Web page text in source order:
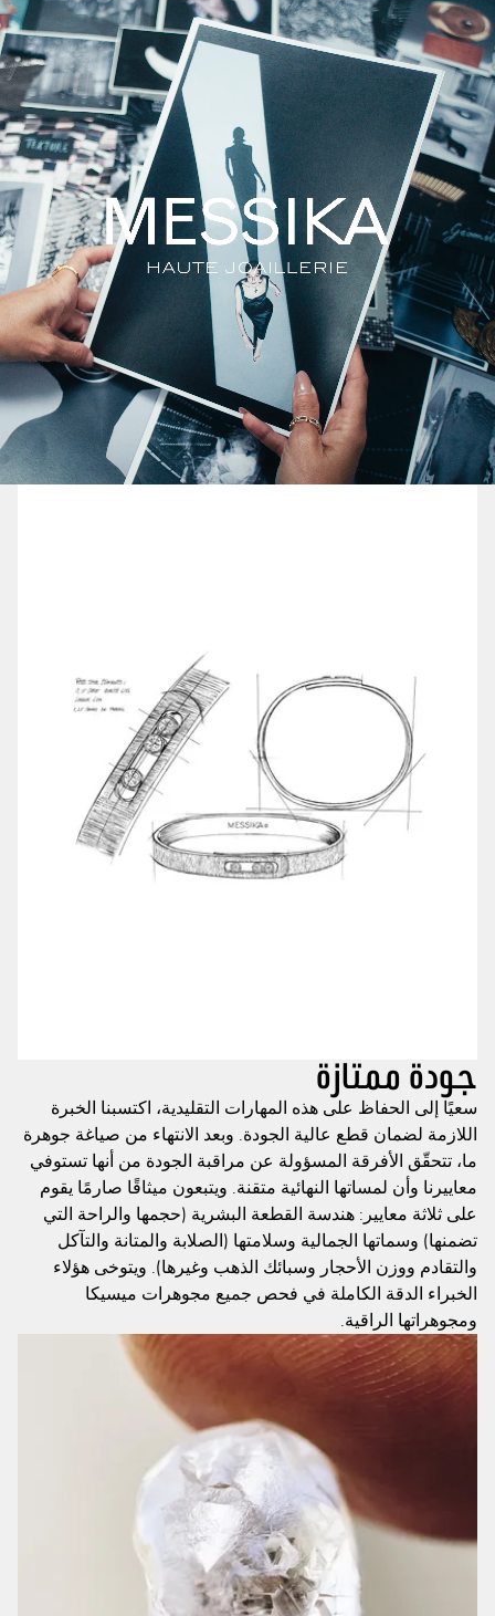
جودة ممتازة
سعيًا إلى الحفاظ على هذه المهارات التقليدية، اكتسبنا الخبرة
اللازمة لضمان قطع عالية الجودة. وبعد الانتهاء من صياغة جوهرة
ما، تتحقّق الأفرقة المسؤولة عن مراقبة الجودة من أنها تستوفي
معاييرنا وأن لمساتها النهائية متقنة. ويتبعون ميثاقًا صارمًا يقوم
على ثلاثة معايير: هندسة القطعة البشرية (حجمها والراحة التي
تضمنها) وسماتها الجمالية وسلامتها (الصلابة والمتانة والتآكل
والتقادم ووزن الأحجار وسبائك الذهب وغيرها). ويتوخى هؤلاء
الخبراء الدقة الكاملة في فحص جميع مجوهرات ميسيكا
ومجوهراتها الراقية.